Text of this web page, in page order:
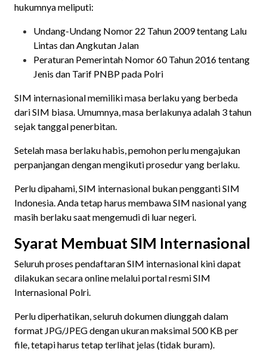
hukumnya meliputi:
Undang-Undang Nomor 22 Tahun 2009 tentang Lalu
Lintas dan Angkutan Jalan
Peraturan Pemerintah Nomor 60 Tahun 2016 tentang
Jenis dan Tarif PNBP pada Polri
SIM internasional memiliki masa berlaku yang berbeda
dari SIM biasa. Umumnya, masa berlakunya adalah 3 tahun
sejak tanggal penerbitan.
Setelah masa berlaku habis, pemohon perlu mengajukan
perpanjangan dengan mengikuti prosedur yang berlaku.
Perlu dipahami, SIM internasional bukan pengganti SIM
Indonesia. Anda tetap harus membawa SIM nasional yang
masih berlaku saat mengemudi di luar negeri.
Syarat Membuat SIM Internasional
Seluruh proses pendaftaran SIM internasional kini dapat
dilakukan secara online melalui portal resmi SIM
Internasional Polri.
Perlu diperhatikan, seluruh dokumen diunggah dalam
format JPG/JPEG dengan ukuran maksimal 500 KB per
file, tetapi harus tetap terlihat jelas (tidak buram).